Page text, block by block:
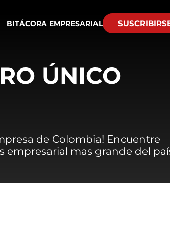
BITÁCORA EMPRESARIAL
ÚNICO
de Colombia! Encuentre
empresarial mas grande del